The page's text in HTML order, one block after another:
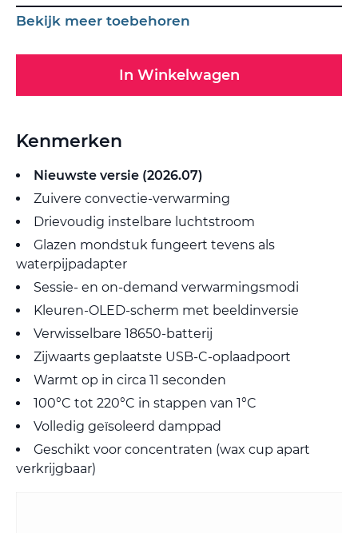
Bekijk meer toebehoren
In Winkelwagen
Kenmerken
Nieuwste versie (2026.07)
Zuivere convectie-verwarming
Drievoudig instelbare luchtstroom
Glazen mondstuk fungeert tevens als
waterpijpadapter
Sessie- en on-demand verwarmingsmodi
Kleuren-OLED-scherm met beeldinversie
Verwisselbare 18650-batterij
Zijwaarts geplaatste USB-C-oplaadpoort
Warmt op in circa 11 seconden
100°C tot 220°C in stappen van 1°C
Volledig geïsoleerd damppad
Geschikt voor concentraten (wax cup apart
verkrijgbaar)